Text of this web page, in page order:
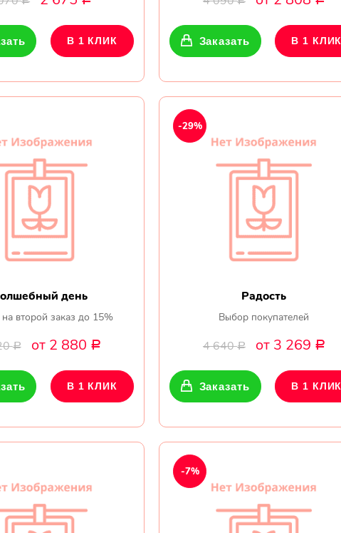
В 1 КЛИК Заказать В 1 КЛИК
день
второй заказ до 15%
Р от 2 880 Р
В 1 КЛИК
Радость
Выбор покупателей
4 640Р от 3 269 Р
-29%
Заказать В 1 КЛИК
-7%